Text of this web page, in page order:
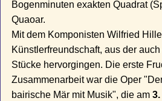
Bogenminuten exakten Quadrat
Quaoar.
Mit dem Komponisten Wilfried
Künstlerfreundschaft, aus der
Stücke hervorgingen. Die erste
Zusammenarbeit war die Oper
bairische Mär mit Musik", die am